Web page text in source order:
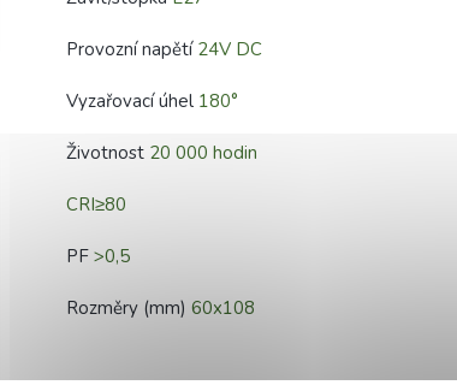
Provozní napětí 24V DC
Vyzařovací úhel 180°
Životnost 20 000 hodin
CRI≥80
PF >0,5
Rozměry (mm) 60x108